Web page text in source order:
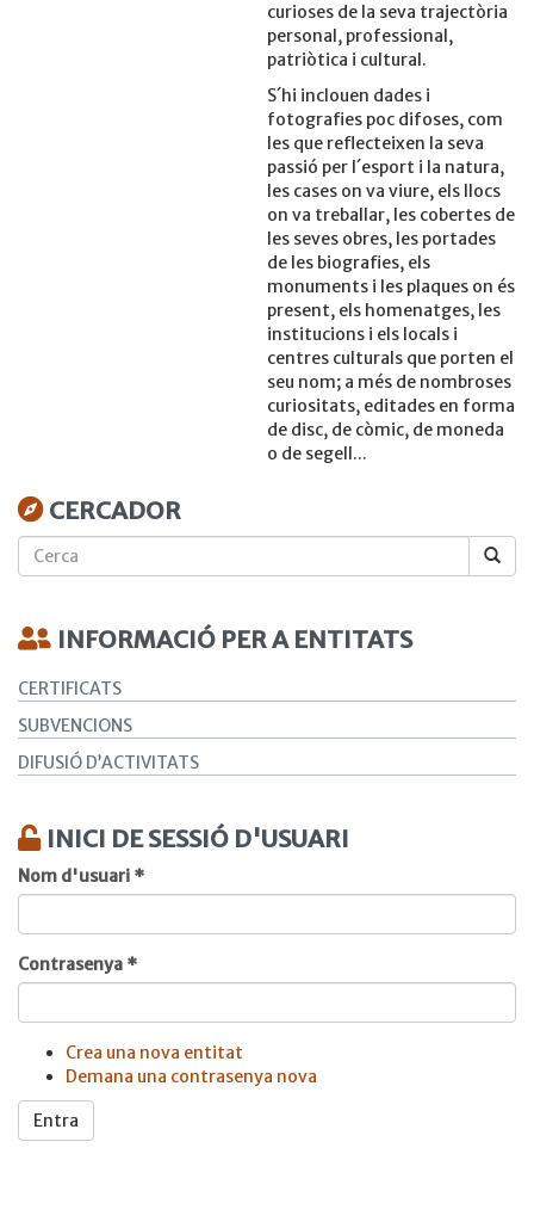
curioses de la seva trajectòria
personal, professional,
patriòtica i cultural.
S´hi inclouen dades i
fotografies poc difoses, com
les que reflecteixen la seva
passió per l´esport i la natura,
les cases on va viure, els llocs
on va treballar, les cobertes de
les seves obres, les portades
de les biografies, els
monuments i les plaques on és
present, els homenatges, les
institucions i els locals i
centres culturals que porten el
seu nom; a més de nombroses
curiositats, editades en forma
de disc, de còmic, de moneda
o de segell...
CERCADOR
INFORMACIÓ PER A ENTITATS
CERTIFICATS
SUBVENCIONS
DIFUSIÓ D’ACTIVITATS
INICI DE SESSIÓ D'USUARI
Nom d'usuari *
Contrasenya *
Crea una nova entitat
Demana una contrasenya nova
Entra